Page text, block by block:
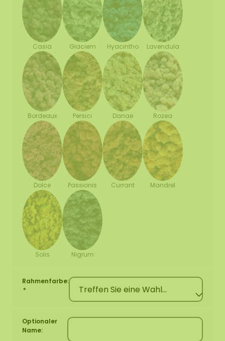
Casia Glaciem Hyacintho Lavendula
Bordeaux Persici Danae Rozea
Dolce Passionis Currant Mandrel
Solis Nigrum
Rahmenfarbe:
*
Optionaler
Name: